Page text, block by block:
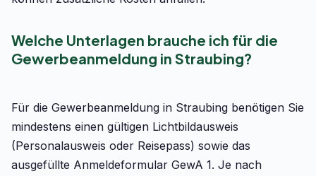
Welche Unterlagen brauche ich für die
Gewerbeanmeldung in Straubing?
Für die Gewerbeanmeldung in Straubing benötigen Sie
mindestens einen gültigen Lichtbildausweis
(Personalausweis oder Reisepass) sowie das
ausgefüllte Anmeldeformular GewA 1. Je nach